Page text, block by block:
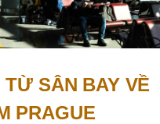
TỪ SÂN BAY VỀ
PRAGUE